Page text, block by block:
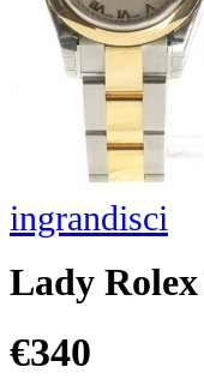
ingrandisci
Lady
€340